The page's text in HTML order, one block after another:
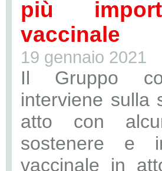
più
vaccinale
19 gennaio 2021
Il Gruppo
interviene sulla
atto con
sostenere e
vaccinale in